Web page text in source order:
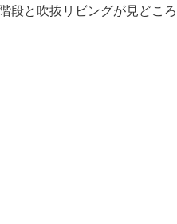
と吹抜リビングが見どこ